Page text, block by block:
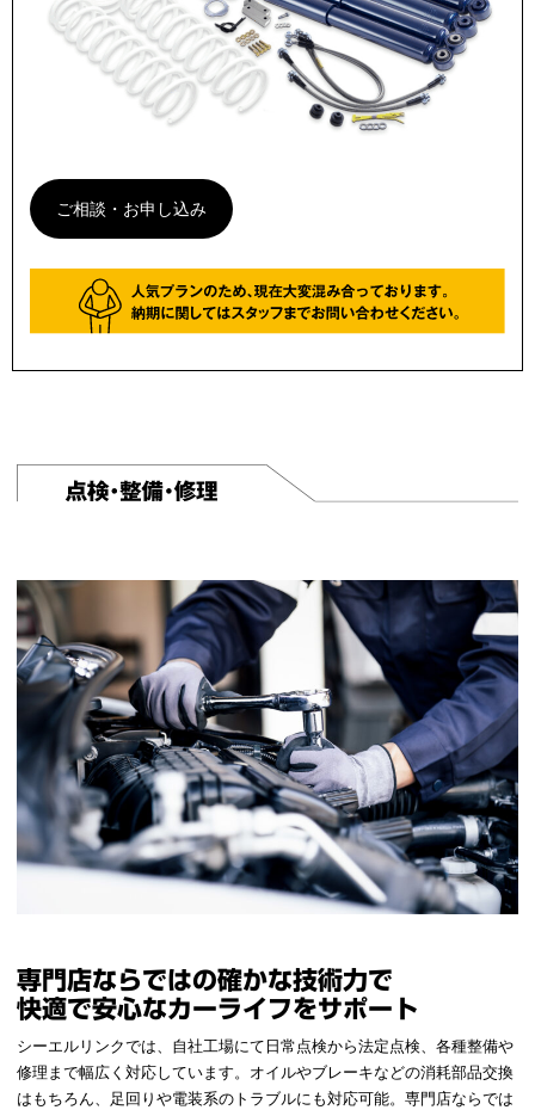
ご相談・お申し込み
専門店ならではの確かな技術力で
快適で安心なカーライフをサポート
シーエルリンクでは、自社工場にて日常点検から法定点検、各種整備や
修理まで幅広く対応しています。オイルやブレーキなどの消耗部品交換
はもちろん、足回りや電装系のトラブルにも対応可能。専門店ならでは